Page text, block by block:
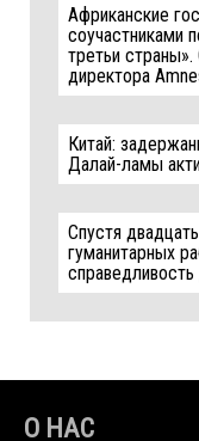
Африканские
соучастниками
третьи
директора
Китай:
Далай-ламы
Спустя
гуманитарных
О НАС